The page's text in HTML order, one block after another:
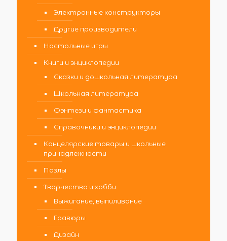
Электронные конструкторы
Другие производители
Настольные игры
Книги и энциклопедии
Сказки и дошкольная литература
Школьная литература
Фэнтези и фантастика
Справочники и энциклопедии
Канцелярские товары и школьные
принадлежности
Пазлы
Творчество и хобби
Выжигание, выпиливание
Гравюры
Дизайн